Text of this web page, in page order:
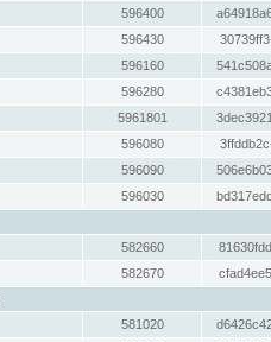
596400
596430
596160
596280
5961801
596080
596090
596030
582660
582670
581020